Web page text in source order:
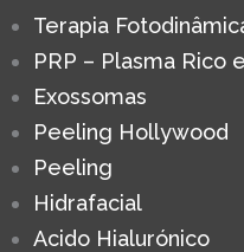
Terapia
PRP – Plasma Rico
Exossomas
Peeling Hollywood
Peeling
Hidrafacial
Acido Hialurónico